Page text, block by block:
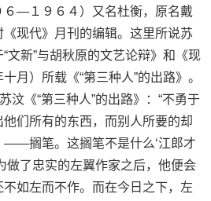
—１９６４）又名杜衡，原名戴
现代》月刊的编辑。这里所说苏
文新”与胡秋原的文艺论辩》和《现
月）所载《“第三种人”的出路》。
《“第三种人”的出路》：“不勇于
们所有的东西，而别人所要的却
——搁笔。这搁笔不是什么‘江郎才
做了忠实的左翼作家之后，他便会
如左而不作。而在今日之下，左